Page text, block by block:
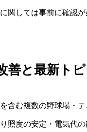
関しては事前に確認が
善と最新ト
含む複数の野球場・
照度の安定・電気代